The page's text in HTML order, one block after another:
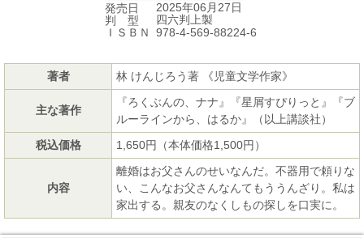
発売日
2025年06月27日
判 型
四六判上製
ＩＳＢＮ
978-4-569-88224-6
著者 林 けんじろう著 《児童文学作家》
主な著作
『ろくぶんの、ナナ』『星屑すぴりっと』『ブ
ルーラインから、はるか』（以上講談社）
税込価格
1,650円（本体価格1,500円）
内容
離婚はお父さんのせいなんだ。不器用で頼りな
い、こんなお父さんなんてもううんざり。私は
家出する。親友のなくしもの探しを口実に。